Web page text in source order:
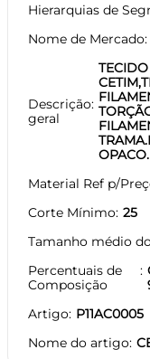
Hierarquias de
Nome de Mercado
Descrição
geral
OPACO.
Material Ref p/
Corte Mínimo 25
Tamanho médio
Percentuais de
Composição
Artigo P11AC0005
Nome do artigo